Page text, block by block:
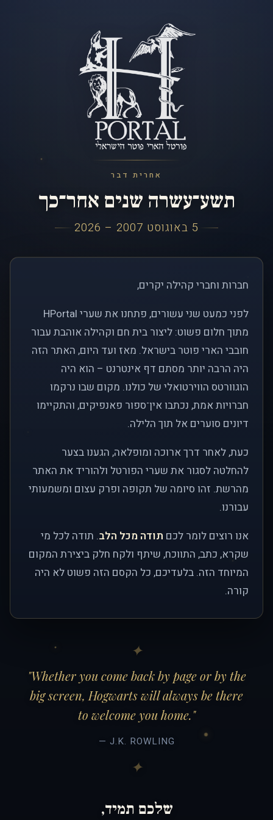
אחרית דבר
תשע־עשרה שנים אחר־כך
5 באוגוסט 2007 – 2026
חברות וחברי קהילה יקרים,
לפני כמעט שני עשורים, פתחנו את שערי HPortal
מתוך חלום פשוט: ליצור בית חם וקהילה אוהבת עבור
חובבי הארי פוטר בישראל. מאז ועד היום, האתר הזה
היה הרבה יותר מסתם דף אינטרנט – הוא היה
הוגוורטס הווירטואלי של כולנו. מקום שבו נרקמו
חברויות אמת, נכתבו אין־ספור פאנפיקים, והתקיימו
דיונים סוערים אל תוך הלילה.
כעת, לאחר דרך ארוכה ומופלאה, הגענו בצער
להחלטה לסגור את שערי הפורטל ולהוריד את האתר
מהרשת. זהו סיומה של תקופה ופרק עצום ומשמעותי
עבורנו.
אנו רוצים לומר לכם תודה מכל הלב. תודה לכל מי
שקרא, כתב, התווכח, שיתף ולקח חלק ביצירת המקום
המיוחד הזה. בלעדיכם, כל הקסם הזה פשוט לא היה
קורה.
"Whether you come back by page or by the
big screen, Hogwarts will always be there
to welcome you home."
— J.K. ROWLING
שלכם תמיד,